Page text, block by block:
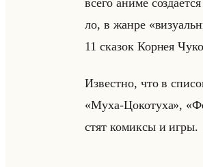
всего аниме
ло, в жанре
11 ска­зок Кор­нея
Из­вест­но, что в
«Муха-Цокотуха»,
стят ко­мик­сы и игры.